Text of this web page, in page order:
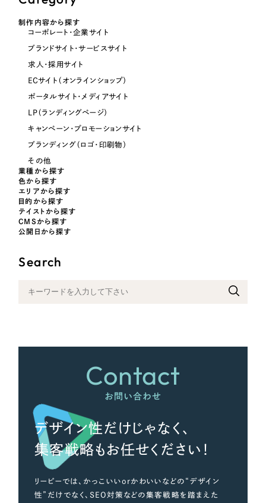
オレンジ・橙色
イエロー・黄色
グリーン・緑色
ブルー・青色
パープル・紫色
ピンク・桃色
カラフル・多色
その他
制作内容から探す
コーポレート・企業サイト
ブランドサイト・サービスサイト
求人・採用サイト
ECサイト（オンラインショップ）
ポータルサイト・メディアサイト
LP（ランディングページ）
キャンペーン・プロモーションサイト
ブランディング（ロゴ・印刷物）
その他
業種から探す
色から探す
エリアから探す
目的から探す
テイストから探す
CMSから探す
公開日から探す
Search
Contact
お問い合わせ
デザイン性だけじゃなく、
集客戦略もお任せください！
リーピーでは、かっこいいorかわいいなどの“デザイン
性”だけでなく、SEO対策などの集客戦略を踏まえた